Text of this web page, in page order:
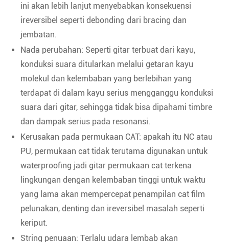
ini akan lebih lanjut menyebabkan konsekuensi
ireversibel seperti debonding dari bracing dan
jembatan.
Nada perubahan: Seperti gitar terbuat dari kayu,
konduksi suara ditularkan melalui getaran kayu
molekul dan kelembaban yang berlebihan yang
terdapat di dalam kayu serius mengganggu konduksi
suara dari gitar, sehingga tidak bisa dipahami timbre
dan dampak serius pada resonansi.
Kerusakan pada permukaan CAT: apakah itu NC atau
PU, permukaan cat tidak terutama digunakan untuk
waterproofing jadi gitar permukaan cat terkena
lingkungan dengan kelembaban tinggi untuk waktu
yang lama akan mempercepat penampilan cat film
pelunakan, denting dan ireversibel masalah seperti
keriput.
String penuaan: Terlalu udara lembab akan